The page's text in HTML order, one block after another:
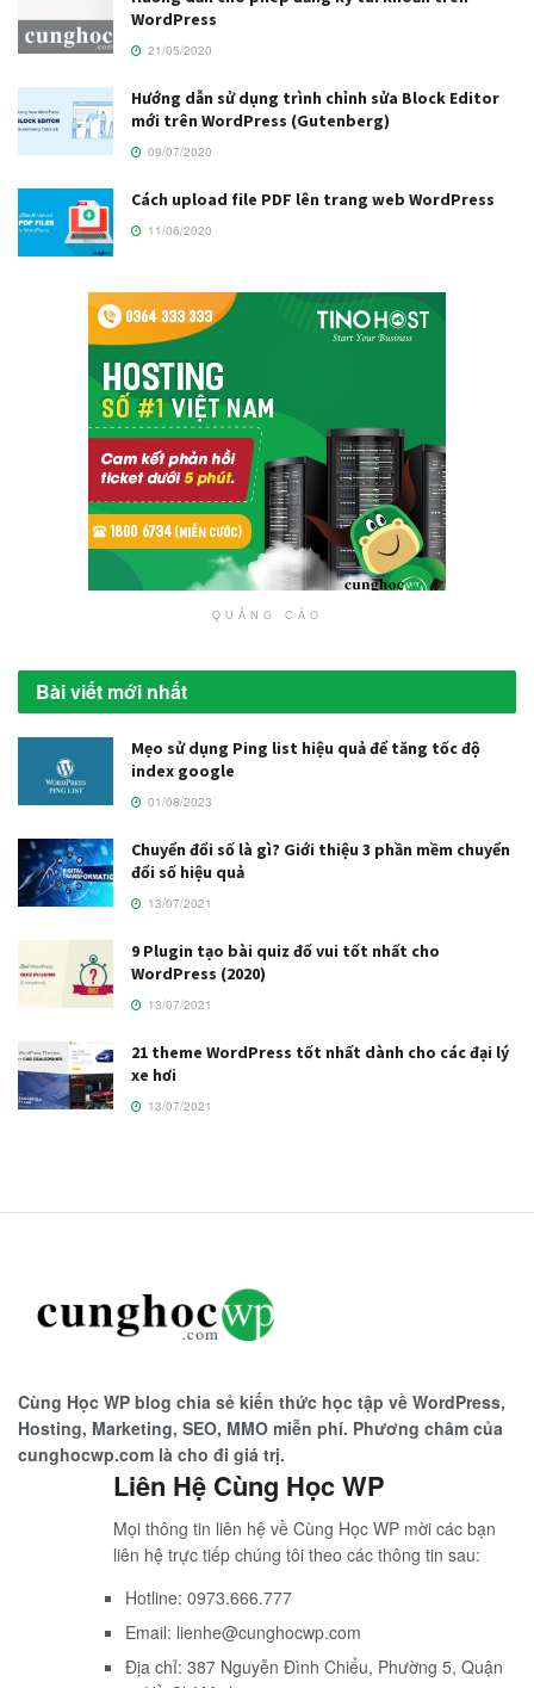
WordPress
21/05/2020
Hướng dẫn sử dụng trình chỉnh sửa Block Editor
mới trên WordPress (Gutenberg)
09/07/2020
Cách upload file PDF lên trang web WordPress
11/06/2020
QUẢNG CÁO
Bài viết mới nhất
Mẹo sử dụng Ping list hiệu quả để tăng tốc độ
index google
01/08/2023
Chuyển đổi số là gì? Giới thiệu 3 phần mềm chuyển
đổi số hiệu quả
13/07/2021
9 Plugin tạo bài quiz đố vui tốt nhất cho
WordPress (2020)
13/07/2021
21 theme WordPress tốt nhất dành cho các đại lý
xe hơi
13/07/2021
Cùng Học WP blog chia sẻ kiến thức học tập về WordPress,
Hosting, Marketing, SEO, MMO miễn phí. Phương châm của
cunghocwp.com là cho đi giá trị.
Liên Hệ Cùng Học WP
Mọi thông tin liên hệ về Cùng Học WP mời các bạn
liên hệ trực tiếp chúng tôi theo các thông tin sau:
Hotline: 0973.666.777
Email: lienhe@cunghocwp.com
Địa chỉ: 387 Nguyễn Đình Chiểu, Phường 5, Quận